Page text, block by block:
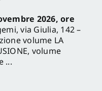
2026, ore
via Giulia, 142 –
volume LA
volume
...